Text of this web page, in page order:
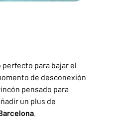
perfecto para bajar el
de desconexión
pensado para
un plus de
.